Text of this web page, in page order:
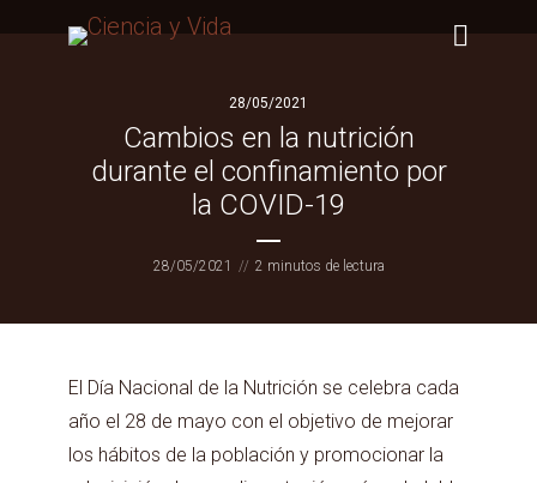
28/05/2021
Cambios en la nutrición
durante el confinamiento por
la COVID-19
28/05/2021 2 minutos de lectura
El Día Nacional de la Nutrición se celebra cada
año el 28 de mayo con el objetivo de mejorar
los hábitos de la población y promocionar la